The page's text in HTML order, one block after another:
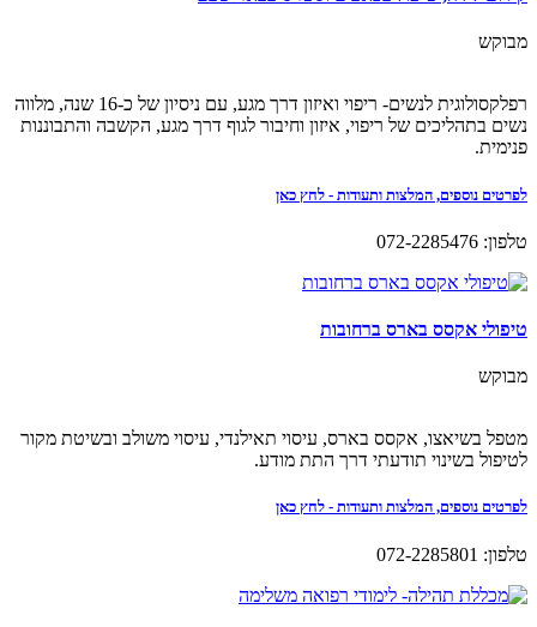
מבוקש
רפלקסולוגית לנשים- ריפוי ואיזון דרך מגע, עם ניסיון של כ-16 שנה, מלווה
נשים בתהליכים של ריפוי, איזון וחיבור לגוף דרך מגע, הקשבה והתבוננות
פנימית.
לפרטים נוספים, המלצות ותעודות - לחץ כאן
טלפון: 072-2285476
טיפולי אקסס בארס ברחובות
מבוקש
מטפל בשיאצו, אקסס בארס, עיסוי תאילנדי, עיסוי משולב ובשיטת מקור
לטיפול בשינוי תודעתי דרך התת מודע.
לפרטים נוספים, המלצות ותעודות - לחץ כאן
טלפון: 072-2285801